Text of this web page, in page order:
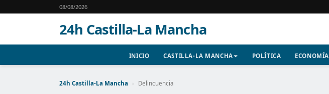
08/08/2026
24h Castilla-La Mancha
INICIO CASTILLA-LA MANCHA POLÍTICA ECONOMÍA
24h Castilla-La Mancha › Delincuencia